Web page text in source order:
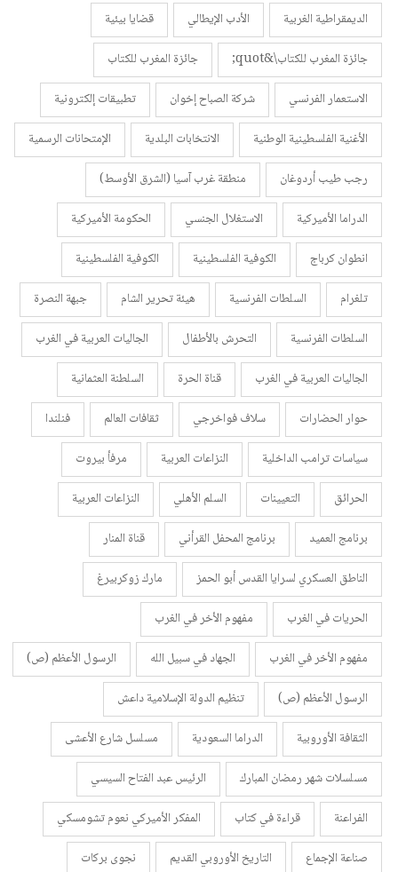
الديمقراطية الغربية الأدب الإيطالي
قضايا بيئية
جائزة المغرب للكتاب\&quot;
جائزة المغرب للكتاب
الاستعمار الفرنسي
شركة الصباح إخوان
تطبيقات إلكترونية
الأغنية الفلسطينية الوطنية
الانتخابات البلدية
الإمتحانات الرسمية
رجب طيب أردوغان
منطقة غرب آسيا (الشرق الأوسط)
الدراما الأميركية
الاستغلال الجنسي
الحكومة الأميركية
انطوان كرباج
الكوفية الفلسطينية
الكوفية الفلسطينية
تلغرام
السلطات الفرنسية هيئة تحرير الشام
جبهة النصرة
السلطات الفرنسية
التحرش بالأطفال
الجاليات العربية في الغرب
الجاليات العربية في الغرب
قناة الحرة
السلطنة العثمانية
حوار الحضارات
سلاف فواخرجي ثقافات العالم
فنلندا
سياسات ترامب الداخلية
النزاعات العربية
مرفأ بيروت
الحرائق
التعيينات السلم الأهلي
النزاعات العربية
برنامج العميد
برنامج المحفل القرأني
قناة المنار
الناطق العسكري لسرايا القدس أبو الحمز
مارك زوكربيرغ
الحريات في الغرب
مفهوم الأخر في الغرب
مفهوم الأخر في الغرب
الجهاد في سبيل الله
الرسول الأعظم (ص)
الرسول الأعظم (ص)
تنظيم الدولة الإسلامية داعش
الثقافة الأوروبية
الدراما السعودية
مسلسل شارع الأعشى
مسلسلات شهر رمضان المبارك
الرئيس عبد الفتاح السيسي
الفراعنة
قراءة في كتاب
المفكر الأميركي نعوم تشومسكي
صناعة الإجماع
التاريخ الأوروبي القديم
نجوى بركات